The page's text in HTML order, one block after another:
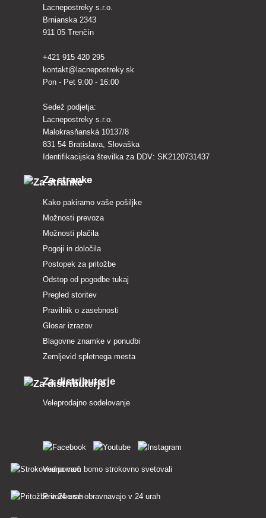
Lacnepostreky s.r.o.
Brnianska 2343
911 05 Trenčín
+421 915 420 295
kontakt@lacnepostreky.sk
Pon - Pet 9:00 - 16:00
Sedež podjetja:
Lacnepostreky s.r.o.
Malokrasňanská 10137/8
831 54 Bratislava, Slovaška
Identifikacijska številka za DDV: SK2120731437
Za stranke
Kako pakiramo vaše pošiljke
Možnosti prevoza
Možnosti plačila
Pogoji in določila
Postopek za pritožbe
Odstop od pogodbe tukaj
Pregled storitev
Pravilnik o zasebnosti
Glosar izrazov
Blagovne znamke v ponudbi
Zemljevid spletnega mesta
Za distributerje
Veleprodajno sodelovanje
Vedno vam bomo strokovno svetovali
Pritožbe se obravnavajo v 24 urah